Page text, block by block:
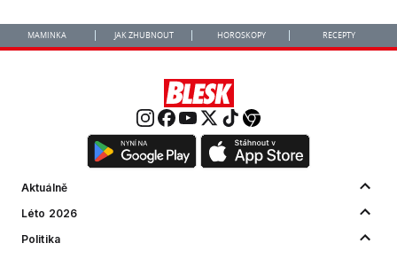
MAMINKA JAK ZHUBNOUT HOROSKOPY RECEPTY
Aktuálně
Léto 2026
Politika